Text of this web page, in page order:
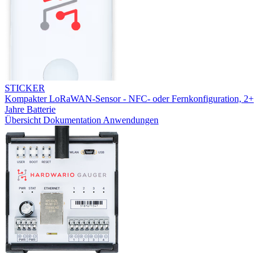
STICKER
Kompakter LoRaWAN-Sensor - NFC- oder Fernkonfiguration, 2+
Jahre Batterie
Übersicht Dokumentation Anwendungen